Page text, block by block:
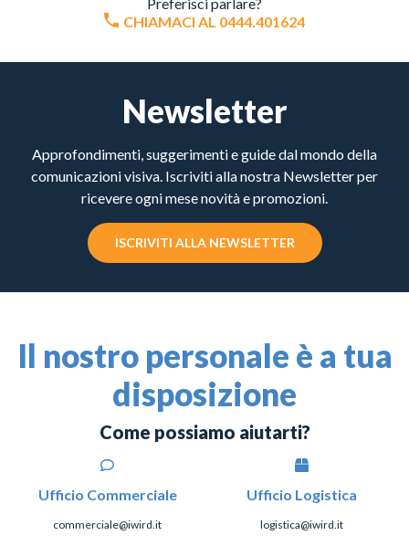
CHIAMACI AL 0444.401624
Newsletter
Approfondimenti, suggerimenti e guide dal mondo della
comunicazioni visiva. Iscriviti alla nostra Newsletter per
ricevere ogni mese novità e promozioni.
ISCRIVITI ALLA NEWSLETTER
Il nostro personale è a tua
disposizione
Come possiamo aiutarti?
Ufficio Commerciale
commerciale@iwird.it
Ufficio Logistica
logistica@iwird.it